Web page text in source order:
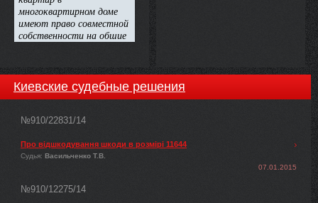
Киевские судебные решения
№910/22831/14
Про відшкодування шкоди в розмірі 11644
Судья: Васильченко Т.В.
07.01.2015
№910/12275/14